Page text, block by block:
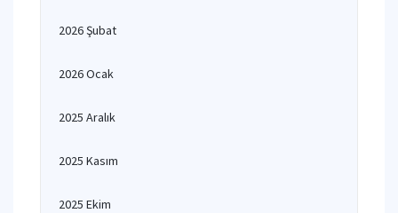
2026 Şubat
2026 Ocak
2025 Aralık
2025 Kasım
2025 Ekim